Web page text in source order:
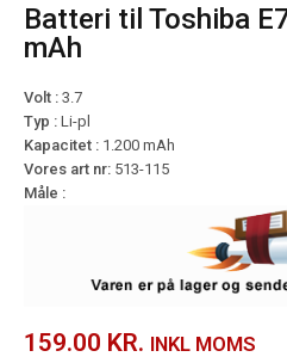
Batteri til Toshiba E700 mfl – 1.200
mAh
Volt : 3.7
Typ : Li-pl
Kapacitet : 1.200 mAh
Vores art nr: 513-115
Måle :
159.00 KR. INKL MOMS